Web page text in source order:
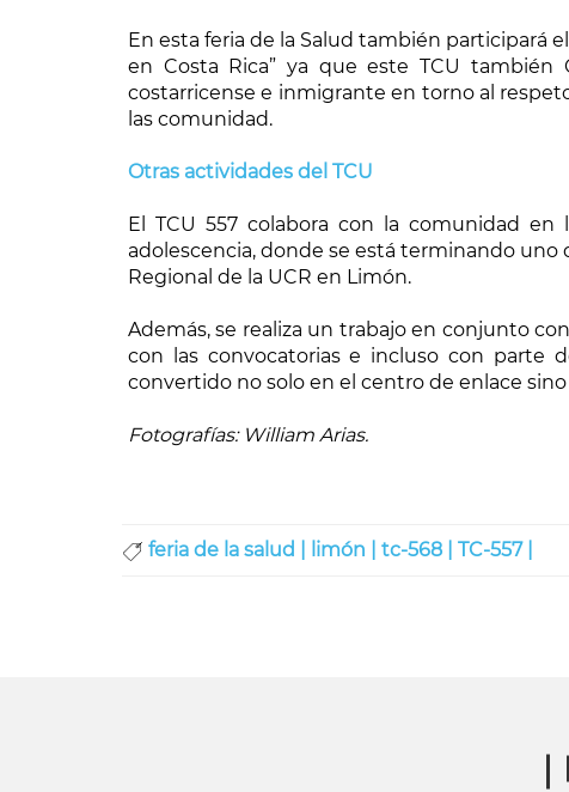
En esta feria de la Salud también participará
en Costa Rica” ya que este TCU también
costarricense e inmigrante en torno al
las comunidad.
Otras actividades del TCU
El TCU 557 colabora con la comunidad
adolescencia, donde se está terminando uno
Regional de la UCR en Limón.
Además, se realiza un trabajo en conjunto
con las convocatorias e incluso con parte
convertido no solo en el centro de enlace
Fotografías: William Arias.
feria de la salud | limón | tc-568 | TC-557 |
|